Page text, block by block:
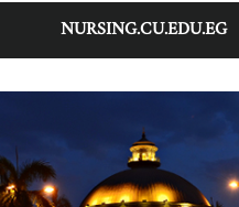
NURSING.CU.EDU.EG